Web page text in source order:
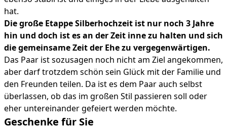
hat.
Die große Etappe Silberhochzeit ist nur noch 3 Jahre
hin und doch ist es an der Zeit inne zu halten und sich
die gemeinsame Zeit der Ehe zu vergegenwärtigen.
Das Paar ist sozusagen noch nicht am Ziel angekommen,
aber darf trotzdem schön sein Glück mit der Familie und
den Freunden teilen. Da ist es dem Paar auch selbst
überlassen, ob das im großen Stil passieren soll oder
eher untereinander gefeiert werden möchte.
Geschenke für Sie